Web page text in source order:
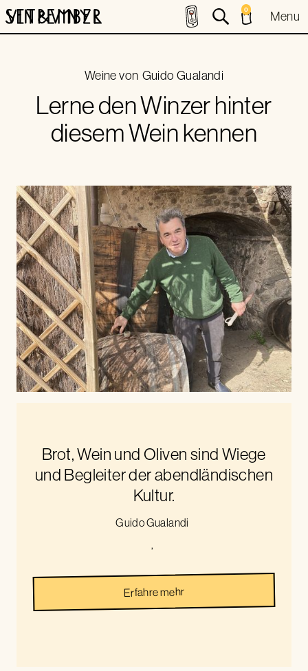
0
Menu
Weine von Guido Gualandi
Lerne den Winzer hinter
diesem Wein kennen
Brot, Wein und Oliven sind Wiege
und Begleiter der abendländischen
Kultur.
Guido Gualandi
,
Erfahre mehr